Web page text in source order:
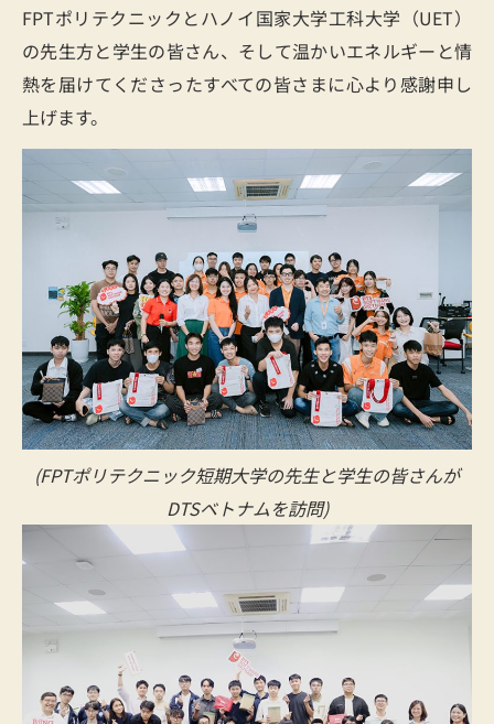
FPTポリテクニックとハノイ国家大学工科大学（UET）
の先生方と学生の皆さん、そして温かいエネルギーと情
熱を届けてくださったすべての皆さまに心より感謝申し
上げます。
(FPTポリテクニック短期大学の先生と学生の皆さんが
DTSベトナムを訪問)